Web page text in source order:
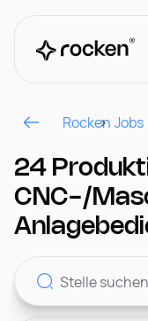
Für Arbeitgeber
Kontakt
Rocken Jobs
24
CNC-/